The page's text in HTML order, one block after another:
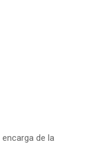
de la